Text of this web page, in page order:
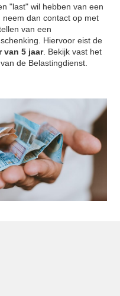
"last" wil hebben van een
dan contact op met
van een
Hiervoor eist de
van 5 jaar. Bekijk vast het
de Belastingdienst.